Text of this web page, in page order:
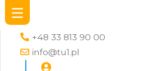
+48 33 813 90 00
info@tu1.pl